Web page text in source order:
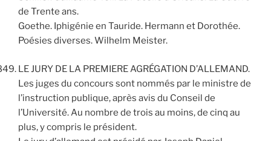
de Trente ans.
Goethe. Iphigénie en Tauride. Hermann et Dorothée.
Poésies diverses. Wilhelm Meister.
LE JURY DE LA PREMIERE AGRÉGATION D’ALLEMAND.
Les juges du concours sont nommés par le ministre de
l’instruction publique, après avis du Conseil de
l’Université. Au nombre de trois au moins, de cinq au
plus, y compris le président.